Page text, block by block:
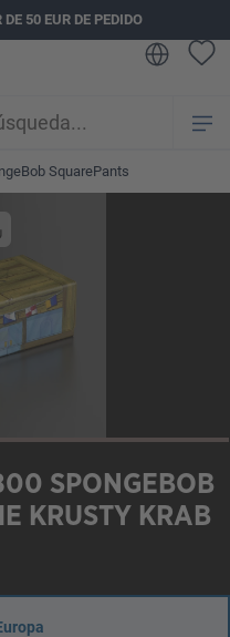
50 EUR DE PEDIDO
SquarePants
SPONGEBOB
KRUSTY KRAB